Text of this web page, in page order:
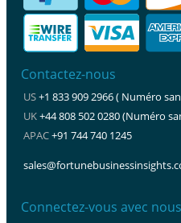
Contactez-nous
US+1 833 909 2966 ( Numéro
UK+44 808 502 0280 (Numéro
APAC+91 744 740 1245
Connectez-vous avec nous